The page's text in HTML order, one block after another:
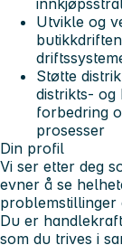
Utvikle og
Støtte
distrikts- og
forbedring
prosesser
Din profil
Vi ser etter deg
evner å se
problemstillinger
Du er
som du trives i